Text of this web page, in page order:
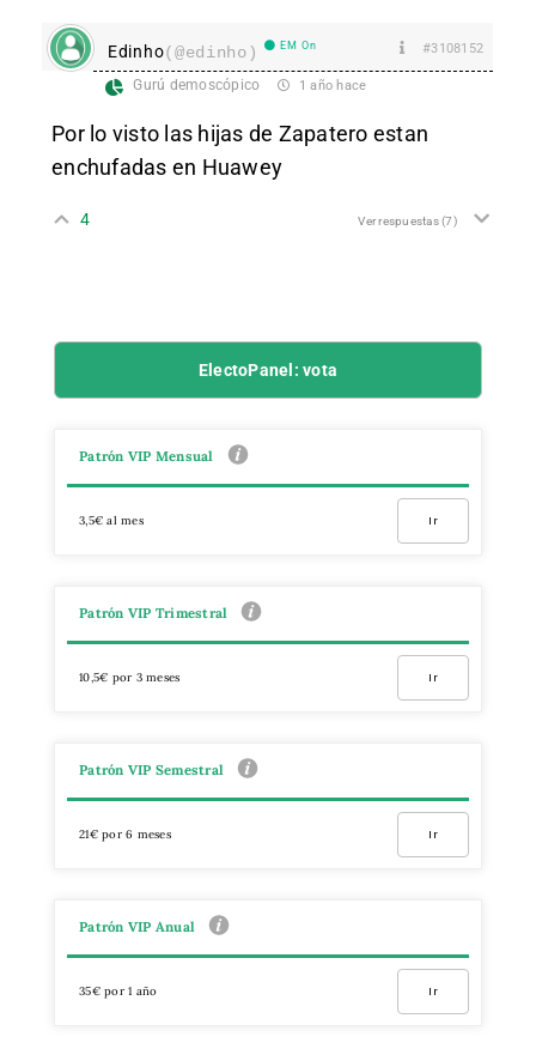
Edinho(@edinho) EM On #3108152
Gurú demoscópico 1 año hace
Por lo visto las hijas de Zapatero estan
enchufadas en Huawey
4 Ver respuestas(7)
ElectoPanel: vota
Patrón VIP Mensual
3,5€ al mes Ir
Patrón VIP Trimestral
10,5€ por 3 meses Ir
Patrón VIP Semestral
21€ por 6 meses Ir
Patrón VIP Anual
35€ por 1 año Ir